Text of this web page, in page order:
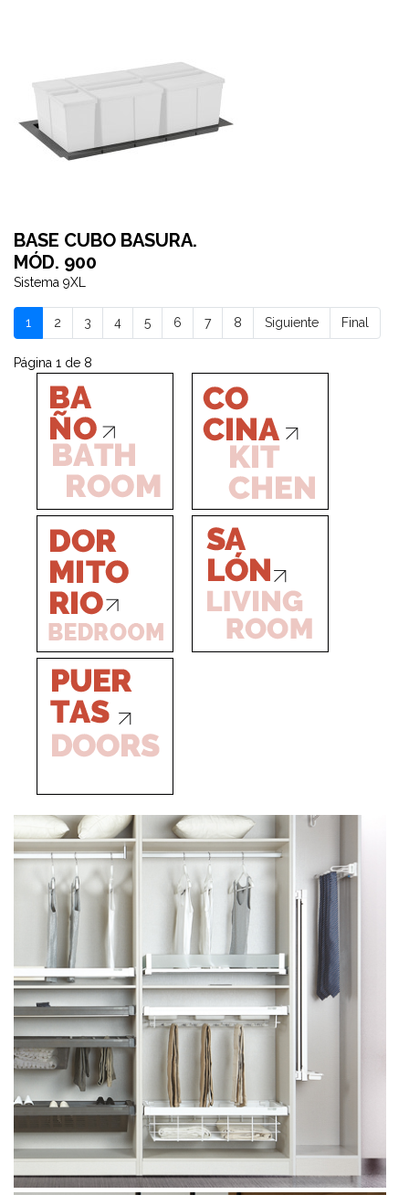
BASE CUBO BASURA.
MÓD. 900
Sistema 9XL
1 2 3 4 5 6 7 8 Siguiente Final
Página 1 de 8